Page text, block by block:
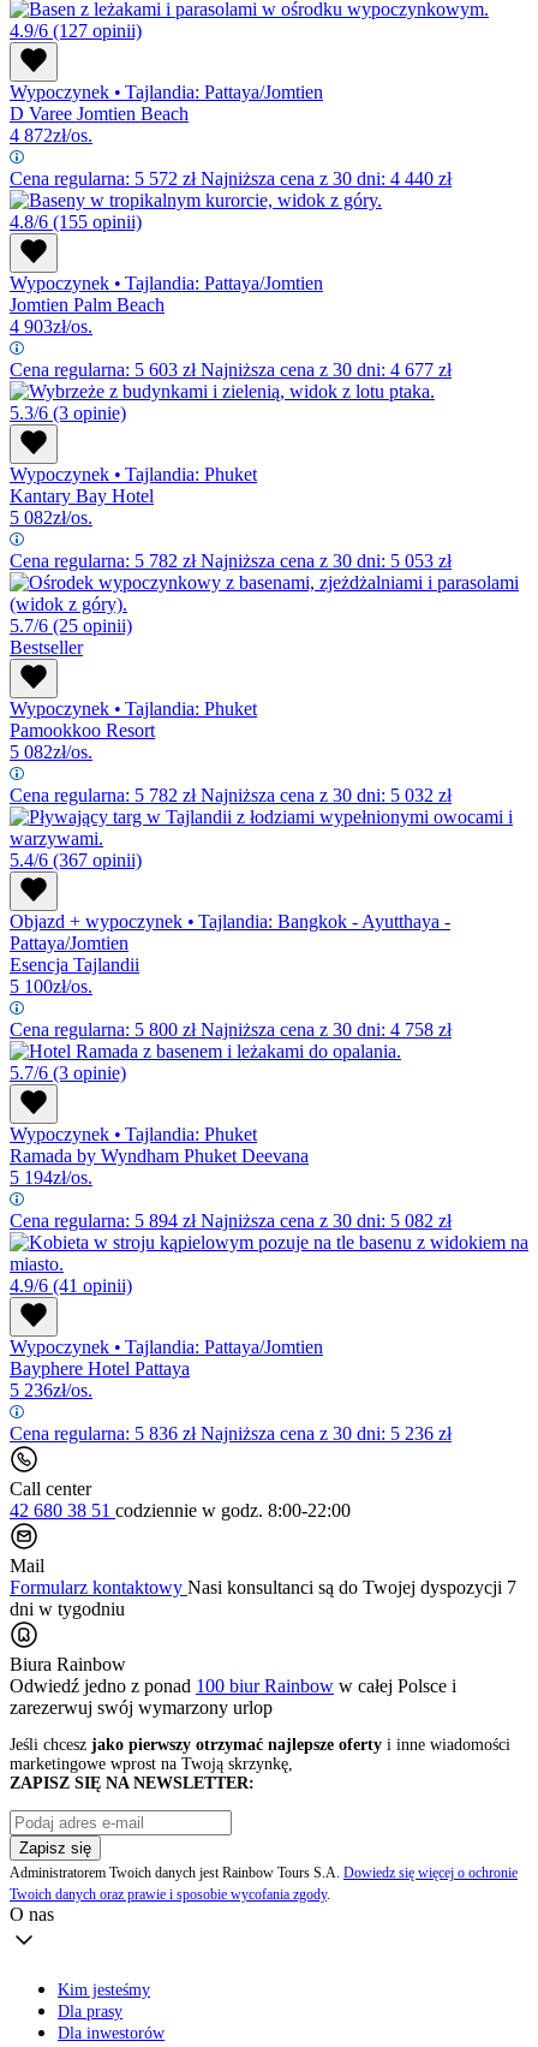
4.9/6 (127 opinii)
Wypoczynek • Tajlandia: Pattaya/Jomtien
D Varee Jomtien Beach
4 872zł/os.
Cena regularna: 5 572 złNajniższa cena z 30 dni: 4 440 zł
4.8/6 (155 opinii)
Wypoczynek • Tajlandia: Pattaya/Jomtien
Jomtien Palm Beach
4 903zł/os.
Cena regularna: 5 603 złNajniższa cena z 30 dni: 4 677 zł
5.3/6 (3 opinie)
Wypoczynek • Tajlandia: Phuket
Kantary Bay Hotel
5 082zł/os.
Cena regularna: 5 782 złNajniższa cena z 30 dni: 5 053 zł
5.7/6 (25 opinii)
Bestseller
Wypoczynek • Tajlandia: Phuket
Pamookkoo Resort
5 082zł/os.
Cena regularna: 5 782 złNajniższa cena z 30 dni: 5 032 zł
5.4/6 (367 opinii)
Objazd + wypoczynek • Tajlandia: Bangkok - Ayutthaya -
Pattaya/Jomtien
Esencja Tajlandii
5 100zł/os.
Cena regularna: 5 800 złNajniższa cena z 30 dni: 4 758 zł
5.7/6 (3 opinie)
Wypoczynek • Tajlandia: Phuket
Ramada by Wyndham Phuket Deevana
5 194zł/os.
Cena regularna: 5 894 złNajniższa cena z 30 dni: 5 082 zł
4.9/6 (41 opinii)
Wypoczynek • Tajlandia: Pattaya/Jomtien
Bayphere Hotel Pattaya
5 236zł/os.
Cena regularna: 5 836 złNajniższa cena z 30 dni: 5 236 zł
Call center
42 680 38 51 codziennie w godz. 8:00-22:00
Mail
Formularz kontaktowy Nasi konsultanci są do Twojej dyspozycji 7
dni w tygodniu
Biura Rainbow
Odwiedź jedno z ponad 100 biur Rainbow w całej Polsce i
zarezerwuj swój wymarzony urlop
Jeśli chcesz jako pierwszy otrzymać najlepsze oferty i inne wiadomości
marketingowe wprost na Twoją skrzynkę,
ZAPISZ SIĘ NA NEWSLETTER:
Zapisz się
Administratorem Twoich danych jest Rainbow Tours S.A. Dowiedz się więcej o ochronie
Twoich danych oraz prawie i sposobie wycofania zgody.
O nas
Kim jesteśmy
Dla prasy
Dla inwestorów